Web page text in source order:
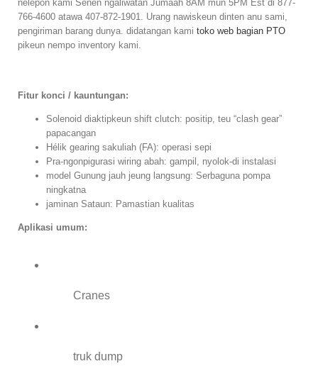
nelepon kami Senén ngaliwatan Jumaah 8AM mun 5PM Est di 877-
766-4600 atawa 407-872-1901. Urang nawiskeun dinten anu sami,
pengiriman barang dunya. didatangan kami toko web bagian PTO
pikeun nempo inventory kami.
Fitur konci / kauntungan:
Solenoid diaktipkeun shift clutch: positip, teu “clash gear”
papacangan
Hélik gearing sakuliah (FA): operasi sepi
Pra-ngonpigurasi wiring abah: gampil, nyolok-di instalasi
model Gunung jauh jeung langsung: Serbaguna pompa
ningkatna
jaminan Sataun: Pamastian kualitas
Aplikasi umum:
Cranes
truk dump